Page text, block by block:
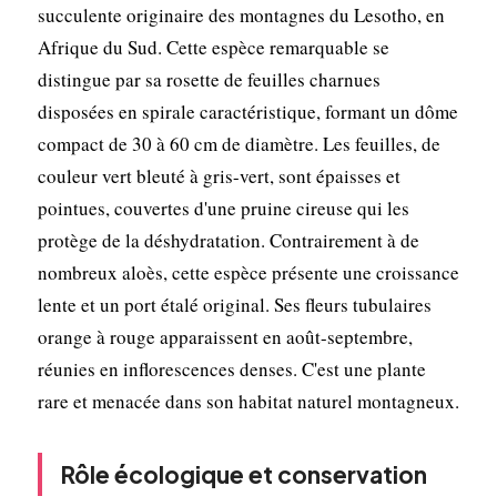
succulente originaire des montagnes du Lesotho, en
Afrique du Sud. Cette espèce remarquable se
distingue par sa rosette de feuilles charnues
disposées en spirale caractéristique, formant un dôme
compact de 30 à 60 cm de diamètre. Les feuilles, de
couleur vert bleuté à gris-vert, sont épaisses et
pointues, couvertes d'une pruine cireuse qui les
protège de la déshydratation. Contrairement à de
nombreux aloès, cette espèce présente une croissance
lente et un port étalé original. Ses fleurs tubulaires
orange à rouge apparaissent en août-septembre,
réunies en inflorescences denses. C'est une plante
rare et menacée dans son habitat naturel montagneux.
Rôle écologique et conservation